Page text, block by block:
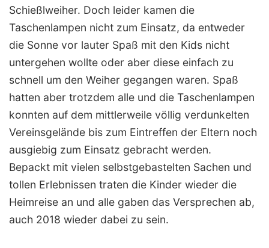
Schießlweiher. Doch leider kamen die
Taschenlampen nicht zum Einsatz, da entweder
die Sonne vor lauter Spaß mit den Kids nicht
untergehen wollte oder aber diese einfach zu
schnell um den Weiher gegangen waren. Spaß
hatten aber trotzdem alle und die Taschenlampen
konnten auf dem mittlerweile völlig verdunkelten
Vereinsgelände bis zum Eintreffen der Eltern noch
ausgiebig zum Einsatz gebracht werden.
Bepackt mit vielen selbstgebastelten Sachen und
tollen Erlebnissen traten die Kinder wieder die
Heimreise an und alle gaben das Versprechen ab,
auch 2018 wieder dabei zu sein.